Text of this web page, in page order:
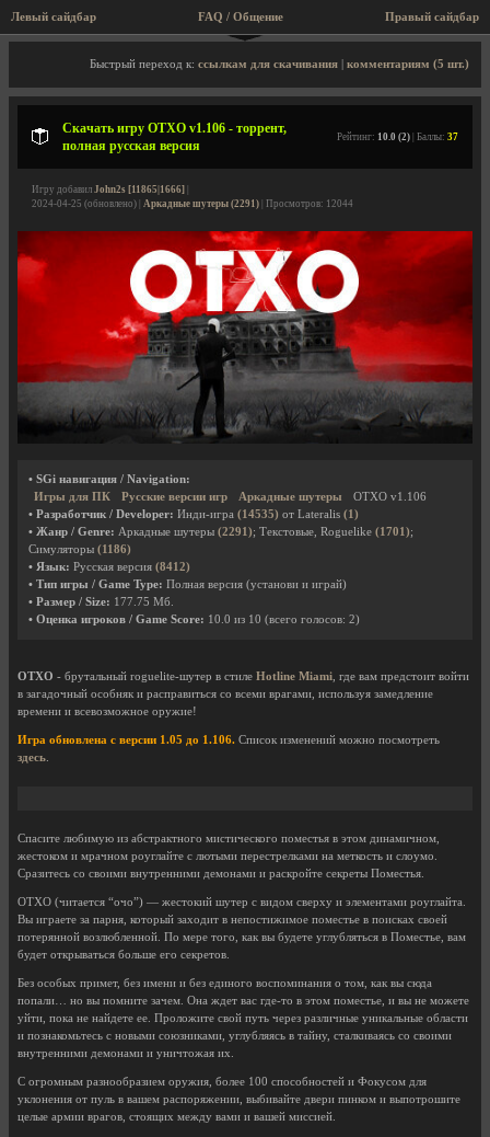
Левый сайдбар Правый сайдбар
FAQ / Общение
Описание игры, торрент, скриншоты, видео
Быстрый переход к: ссылкам для скачивания комментариям (5 шт.)
Скачать игру OTXO v1.106 - торрент,
полная русская версия
Рейтинг: 10.0 (2) | Баллы: 37
Игру добавил John2s [11865|1666]
2024-04-25 (обновлено) | Аркадные шутеры (2291) | Просмотров: 12044
• SGi навигация / Navigation:
Игры для ПК
Русские версии игр Аркадные шутеры
OTXO v1.106
• Разработчик / Developer: Инди-игра (14535) от Lateralis (1)
• Жанр / Genre: Аркадные шутеры (2291); Текстовые, Roguelike (1701);
Симуляторы (1186)
• Язык: Русская версия (8412)
• Тип игры / Game Type: Полная версия (установи и играй)
• Размер / Size: 177.75 Мб.
• Оценка игроков / Game Score: 10.0 из 10 (всего голосов: 2)
OTXO - брутальный roguelite-шутер в стиле Hotline Miami, где вам предстоит войти
в загадочный особняк и расправиться со всеми врагами, используя замедление
времени и всевозможное оружие!
Игра обновлена с версии 1.05 до 1.106. Список изменений можно посмотреть
здесь.
Спасите любимую из абстрактного мистического поместья в этом динамичном,
жестоком и мрачном роуглайте с лютыми перестрелками на меткость и слоумо.
Сразитесь со своими внутренними демонами и раскройте секреты Поместья.
OTXO (читается “очо”) — жестокий шутер с видом сверху и элементами роуглайта.
Вы играете за парня, который заходит в непостижимое поместье в поисках своей
потерянной возлюбленной. По мере того, как вы будете углубляться в Поместье, вам
будет открываться больше его секретов.
Без особых примет, без имени и без единого воспоминания о том, как вы сюда
попали… но вы помните зачем. Она ждет вас где-то в этом поместье, и вы не можете
уйти, пока не найдете ее. Проложите свой путь через различные уникальные области
и познакомьтесь с новыми союзниками, углубляясь в тайну, сталкиваясь со своими
внутренними демонами и уничтожая их.
С огромным разнообразием оружия, более 100 способностей и Фокусом для
уклонения от пуль в вашем распоряжении, выбивайте двери пинком и выпотрошите
целые армии врагов, стоящих между вами и вашей миссией.